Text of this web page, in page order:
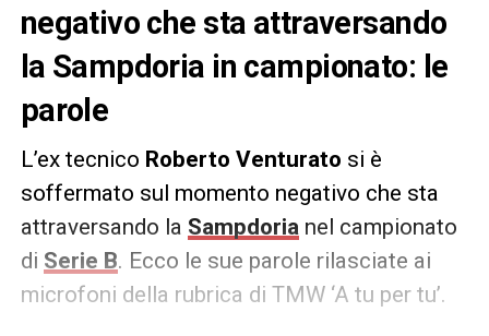
negativo che sta attraversando
la Sampdoria in campionato: le
parole
L’ex tecnico Roberto Venturato si è
soffermato sul momento negativo che sta
attraversando la Sampdorianel campionato
di Serie B. Ecco le sue parole rilasciate ai
microfoni della rubrica di TMW ‘A tu per tu’.